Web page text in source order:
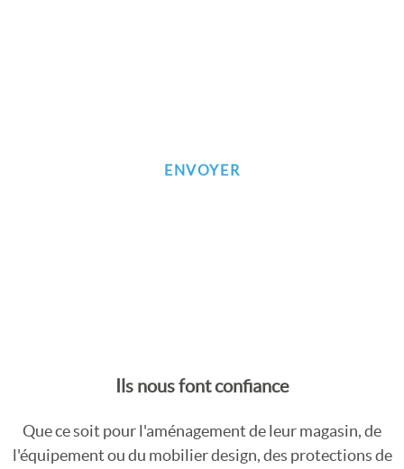
Ils nous font confiance
Que ce soit pour l'aménagement de leur magasin, de
l'équipement ou du mobilier design, des protections de